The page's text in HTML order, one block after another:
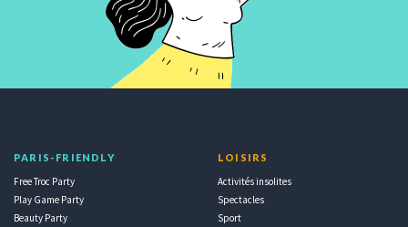
PARIS-FRIENDLY
Free Troc Party
Play Game Party
Beauty Party
LOISIRS
Activités insolites
Spectacles
Sport